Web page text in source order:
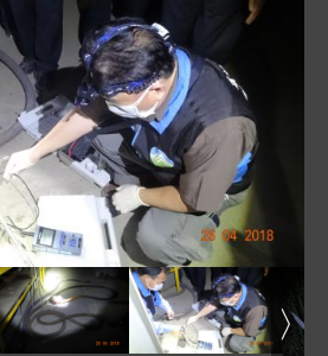
新聞相片 - 督察人員進行水質現